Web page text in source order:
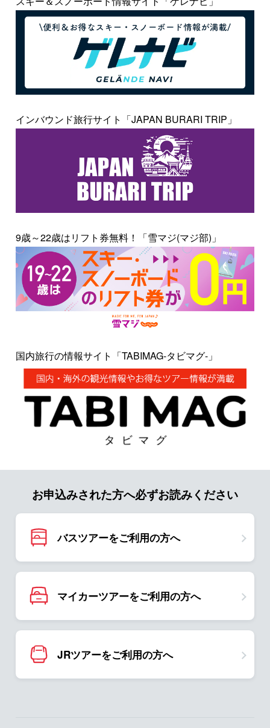
インバウンド旅行サイト「JAPAN BURARI TRIP」
9歳～22歳はリフト券無料！「雪マジ(マジ部)」
国内旅行の情報サイト「TABIMAG-タビマグ-」
お申込みされた方へ必ずお読みください
バスツアーをご利用の方へ
マイカーツアーをご利用の方へ
JRツアーをご利用の方へ